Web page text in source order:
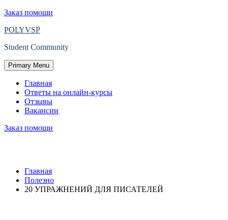
Заказ помощи
POLYVSP
Student Community
Primary Menu
Главная
Ответы на онлайн-курсы
Отзывы
Вакансии
Заказ помощи
Главная
Полезно
20 УПРАЖНЕНИЙ ДЛЯ ПИСАТЕЛЕЙ